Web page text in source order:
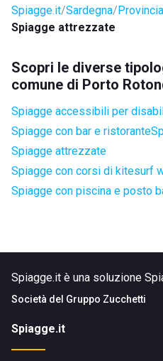
Spiagge.it Sardegna
Spiagge attrezzate
Scopri le diverse
comune di Porto
Spiagge accessibili per
Spiagge con bar e ristorante
Spiagge attrezzate
Spiagge con corsi di kitesurf
Spiagge con piscina e posto
Spiagge.it è una soluzione
Società del Gruppo Zucchetti
Spiagge.it